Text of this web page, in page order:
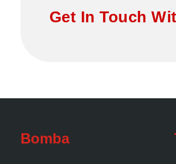
Get In Touch
Bomba